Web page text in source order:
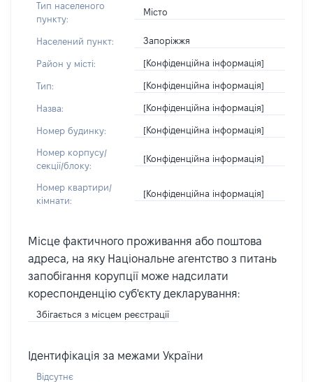
Тип населеного
пункту:
Місто
Населений пункт: Запоріжжя
Район у місті: [Конфіденційна інформація]
Тип: [Конфіденційна інформація]
Назва: [Конфіденційна інформація]
Номер будинку: [Конфіденційна інформація]
Номер корпусу/
секції/блоку:
[Конфіденційна інформація]
Номер квартири/
кімнати:
[Конфіденційна інформація]
Місце фактичного проживання або поштова
адреса, на яку Національне агентство з питань
запобігання корупції може надсилати
кореспонденцію суб'єкту декларування:
Збігається з місцем реєстрації
Ідентифікація за межами України
Відсутнє